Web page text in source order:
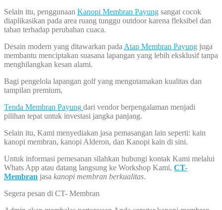
Selain itu, penggunaan Kanopi Membran Payung sangat cocok
diaplikasikan pada area ruang tunggu outdoor karena fleksibel dan
tahan terhadap perubahan cuaca.
Desain modern yang ditawarkan pada Atap Membran Payung juga
membantu menciptakan suasana lapangan yang lebih eksklusif tanpa
menghilangkan kesan alami.
Bagi pengelola lapangan golf yang mengutamakan kualitas dan
tampilan premium,
Tenda Membran Payung dari vendor berpengalaman menjadi
pilihan tepat untuk investasi jangka panjang.
Selain itu, Kami menyediakan jasa pemasangan lain seperti: kain
kanopi membran, kanopi Alderon, dan Kanopi kain di sini.
Untuk informasi pemesanan silahkan hubungi kontak Kami melalui
Whats App atau datang langsung ke Workshop Kami, CT-
Membran jasa kanopi membran berkualitas.
Segera pesan di CT- Membran